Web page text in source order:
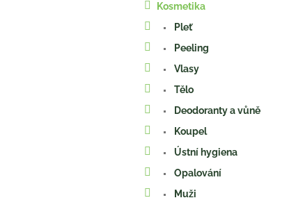
Kosmetika
Pleť
Peeling
Vlasy
Tělo
Deodoranty a vůně
Koupel
Ústní hygiena
Opalování
Muži